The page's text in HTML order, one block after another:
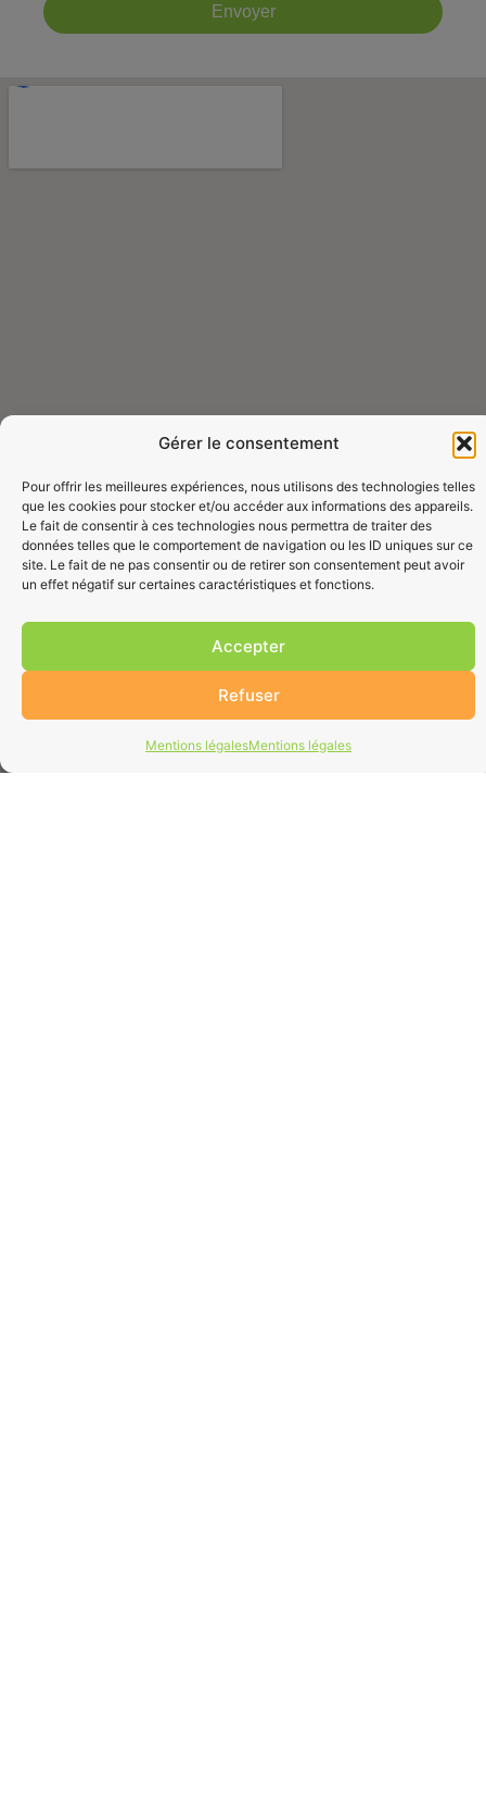
Gérer le consentement
Pour offrir les meilleures expériences, nous utilisons des technologies telles
que les cookies pour stocker et/ou accéder aux informations des appareils.
Le fait de consentir à ces technologies nous permettra de traiter des
données telles que le comportement de navigation ou les ID uniques sur ce
site. Le fait de ne pas consentir ou de retirer son consentement peut avoir
un effet négatif sur certaines caractéristiques et fonctions.
Accepter
Refuser
Mentions légalesMentions légales
Envoyer